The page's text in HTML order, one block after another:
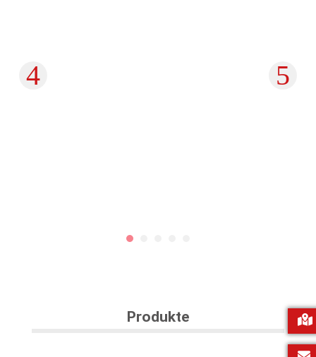
Produkte